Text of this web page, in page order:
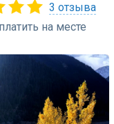
3 отзыва
на месте